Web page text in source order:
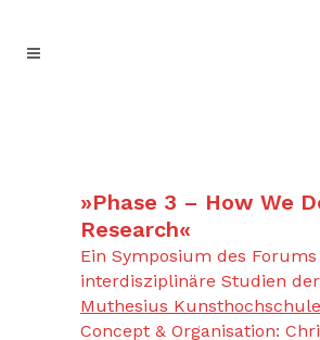
»Phase 3 – How We
Research«
Ein Symposium des
interdisziplinäre Studien der
Muthesius
Concept & Organisation: